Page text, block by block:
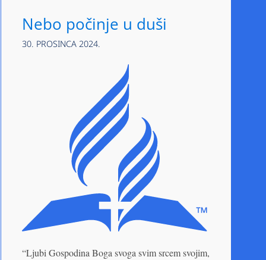
Nebo počinje u duši
30. PROSINCA 2024.
“Ljubi Gospodina Boga svoga svim srcem svojim,